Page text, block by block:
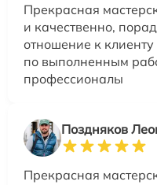
Прекрасная
и качественно,
отношение к
по выполненным
профессионалы
Поздняков
Прекрасная